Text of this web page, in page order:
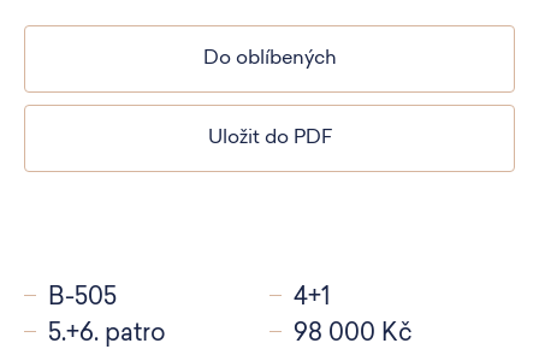
Do oblíbených
Uložit do PDF
B-505
4+1
5.+6. patro
98 000 Kč